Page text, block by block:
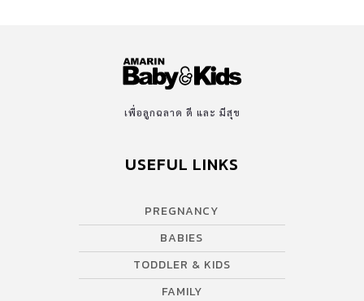
เพื่อลูกฉลาด ดี และ มีสุข
USEFUL LINKS
PREGNANCY
BABIES
TODDLER & KIDS
FAMILY